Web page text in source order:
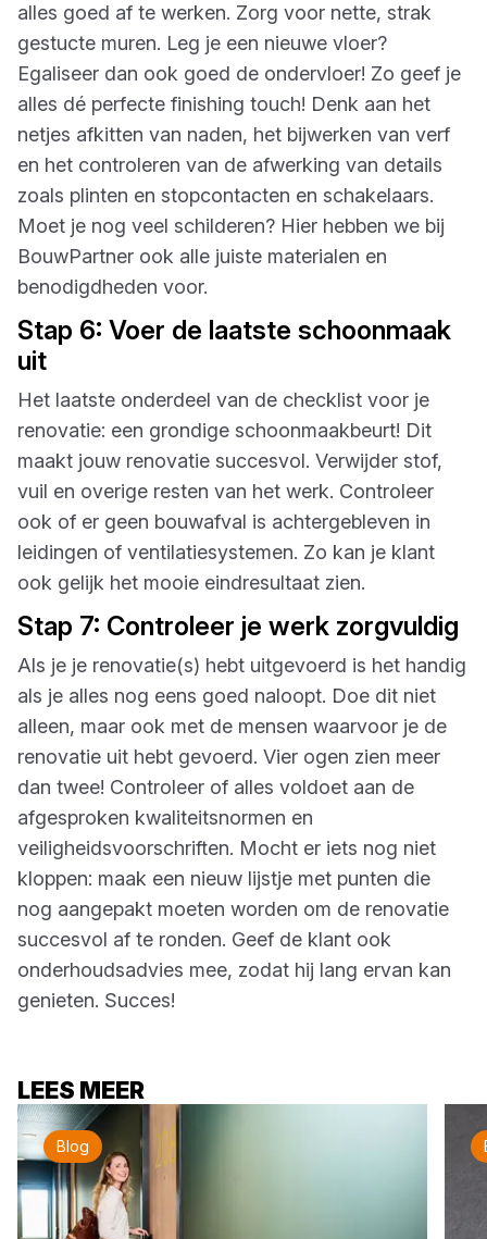
alles goed af te werken. Zorg voor nette, strak
gestucte muren. Leg je een nieuwe vloer?
Egaliseer dan ook goed de ondervloer! Zo geef je
alles dé perfecte finishing touch! Denk aan het
netjes afkitten van naden, het bijwerken van verf
en het controleren van de afwerking van details
zoals plinten en stopcontacten en schakelaars.
Moet je nog veel schilderen? Hier hebben we bij
BouwPartner ook alle juiste materialen en
benodigdheden voor.
Stap 6: Voer de laatste schoonmaak
uit
Het laatste onderdeel van de checklist voor je
renovatie: een grondige schoonmaakbeurt! Dit
maakt jouw renovatie succesvol. Verwijder stof,
vuil en overige resten van het werk. Controleer
ook of er geen bouwafval is achtergebleven in
leidingen of ventilatiesystemen. Zo kan je klant
ook gelijk het mooie eindresultaat zien.
Stap 7: Controleer je werk zorgvuldig
Als je je renovatie(s) hebt uitgevoerd is het handig
als je alles nog eens goed naloopt. Doe dit niet
alleen, maar ook met de mensen waarvoor je de
renovatie uit hebt gevoerd. Vier ogen zien meer
dan twee! Controleer of alles voldoet aan de
afgesproken kwaliteitsnormen en
veiligheidsvoorschriften. Mocht er iets nog niet
kloppen: maak een nieuw lijstje met punten die
nog aangepakt moeten worden om de renovatie
succesvol af te ronden. Geef de klant ook
onderhoudsadvies mee, zodat hij lang ervan kan
genieten. Succes!
LEES MEER
Blog